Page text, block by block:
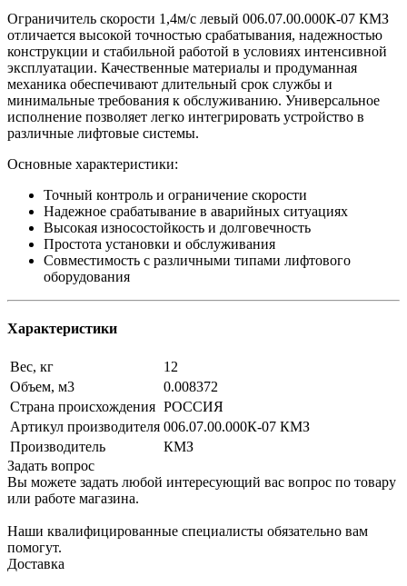
Ограничитель скорости 1,4м/с левый 006.07.00.000К-07 КМЗ
отличается высокой точностью срабатывания, надежностью
конструкции и стабильной работой в условиях интенсивной
эксплуатации. Качественные материалы и продуманная
механика обеспечивают длительный срок службы и
минимальные требования к обслуживанию. Универсальное
исполнение позволяет легко интегрировать устройство в
различные лифтовые системы.
Основные характеристики:
Точный контроль и ограничение скорости
Надежное срабатывание в аварийных ситуациях
Высокая износостойкость и долговечность
Простота установки и обслуживания
Совместимость с различными типами лифтового
оборудования
Характеристики
Вес, кг
12
Объем, м3
0.008372
Страна происхождения РОССИЯ
Артикул производителя 006.07.00.000К-07 КМЗ
Производитель
КМЗ
Задать вопрос
Вы можете задать любой интересующий вас вопрос по товару
или работе магазина.
Наши квалифицированные специалисты обязательно вам
помогут.
Доставка